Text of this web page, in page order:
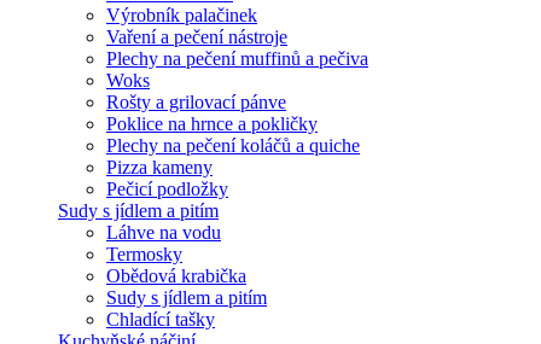
Výrobník palačinek
Vaření a pečení nástroje
Plechy na pečení muffinů a pečiva
Woks
Rošty a grilovací pánve
Poklice na hrnce a pokličky
Plechy na pečení koláčů a quiche
Pizza kameny
Pečicí podložky
Sudy s jídlem a pitím
Láhve na vodu
Termosky
Obědová krabička
Sudy s jídlem a pitím
Chladící tašky